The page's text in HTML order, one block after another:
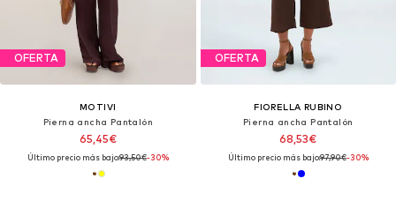
OFERTA
MOTIVI
Pierna ancha Pantalón
65,45€
Último precio más bajo:93,50€-30%
OFERTA
FIORELLA RUBINO
Pierna ancha Pantalón
68,53€
Último precio más bajo:97,90€-30%